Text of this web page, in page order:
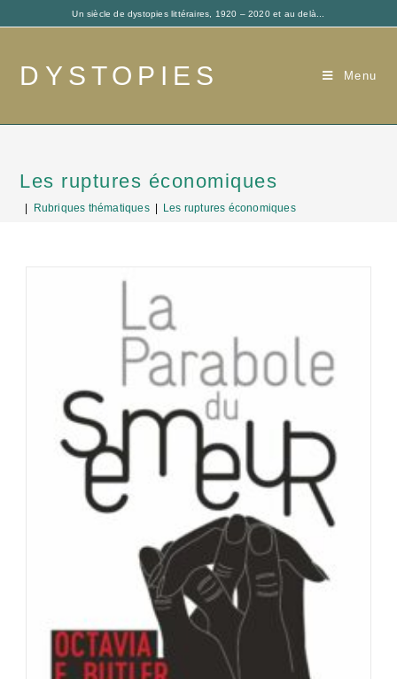
Un siècle de dystopies littéraires, 1920 – 2020 et au delà...
DYSTOPIES Menu
Les ruptures économiques
Rubriques thématiques Les ruptures économiques